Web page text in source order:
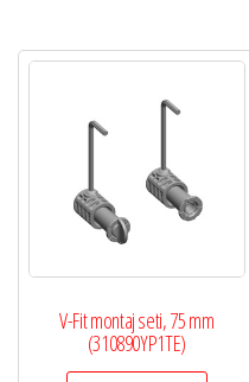
V-Fit montaj seti, 75 mm
(310890YP1TE)